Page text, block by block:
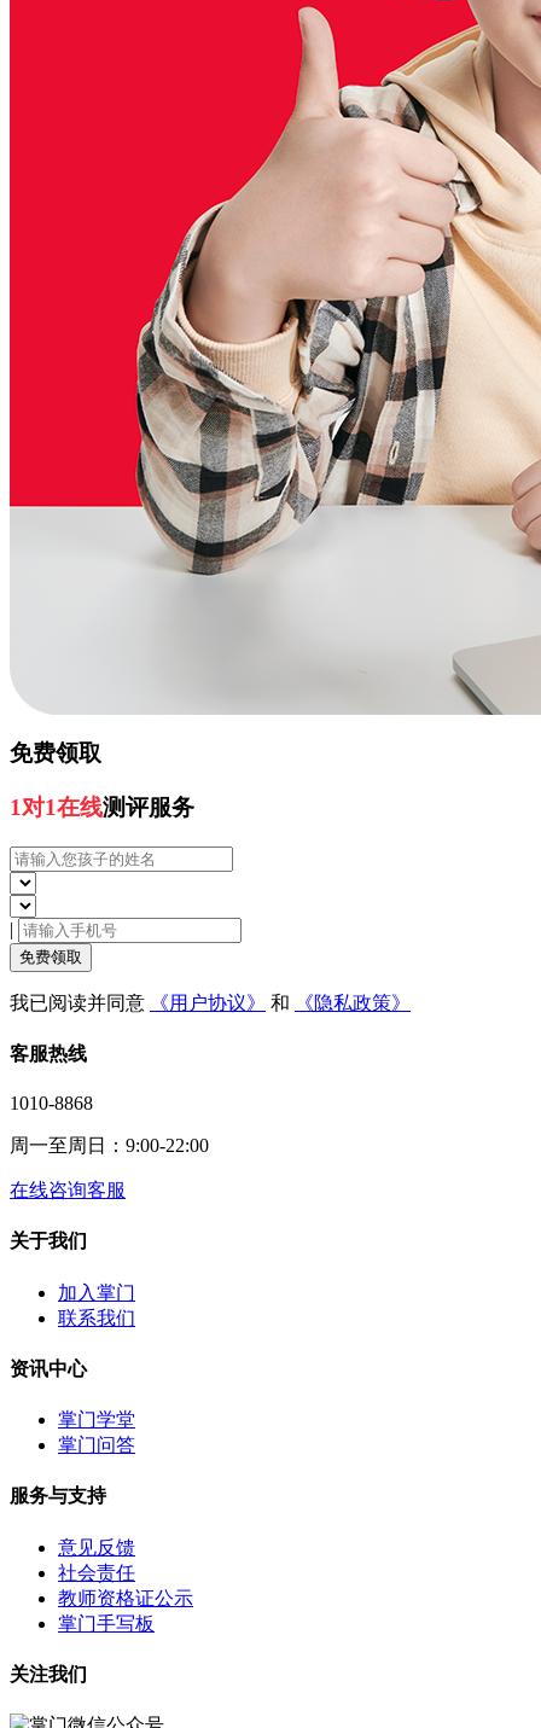
免费领取
1对1在线测评服务
|
免费领取
我已阅读并同意 《用户协议》 和 《隐私政策》
客服热线
1010-8868
周一至周日：9:00-22:00
在线咨询客服
关于我们
加入掌门
联系我们
资讯中心
掌门学堂
掌门问答
服务与支持
意见反馈
社会责任
教师资格证公示
掌门手写板
关注我们